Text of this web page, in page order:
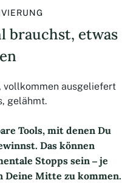
brauchst, etwas
vollkommen ausgeliefert
gelähmt.
Tools, mit denen Du
Das können
Stopps sein – je
Deine Mitte zu kommen.